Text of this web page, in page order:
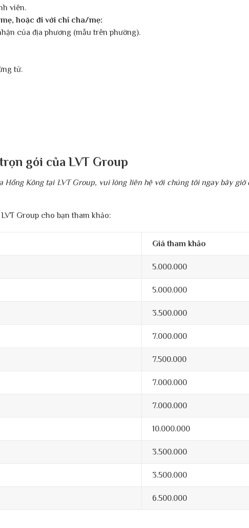
viên.
hoặc đi với chỉ cha/mẹ:
của địa phương (mẫu trên phường).
tử.
gói của LVT Group
Kông tại LVT Group, vui lòng liên hệ với chúng tôi ngay bây
Group cho bạn tham khảo:
Giá tham khảo
5.000.000
5.000.000
3.500.000
7.000.000
7.500.000
7.000.000
7.000.000
10.000.000
3.500.000
3.500.000
6.500.000